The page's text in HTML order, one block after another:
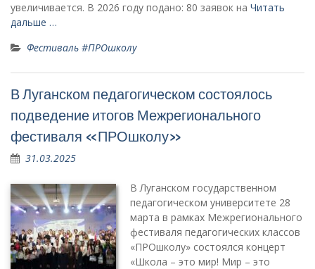
увеличивается. В 2026 году подано: 80 заявок на Читать
дальше …
Фестиваль #ПРОшколу
В Луганском педагогическом состоялось
подведение итогов Межрегионального
фестиваля «ПРОшколу»
31.03.2025
В Луганском государственном
педагогическом университете 28
марта в рамках Межрегионального
фестиваля педагогических классов
«ПРОшколу» состоялся концерт
«Школа – это мир! Мир – это